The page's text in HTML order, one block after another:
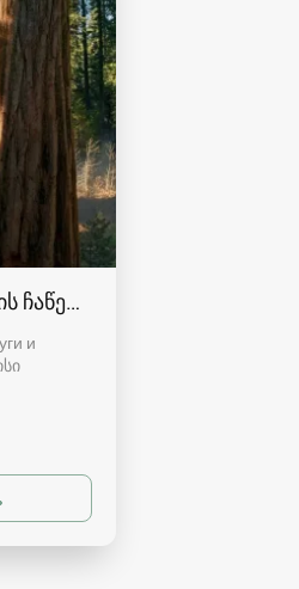
ჩაწერა გამოძახებით 568-
и